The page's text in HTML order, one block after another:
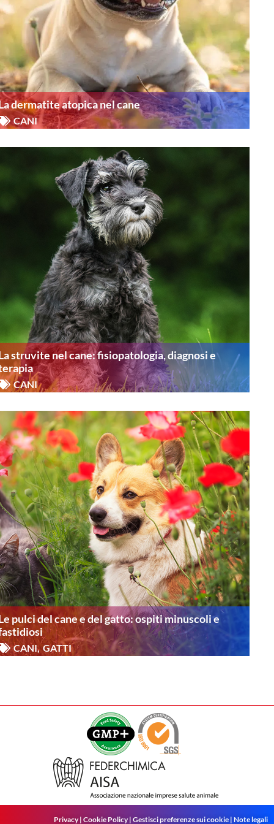
dermatite atopica nel cane
CANI
struvite nel cane: fisiopatologia, diagnosi e
CANI
pulci del cane e del gatto: ospiti minuscoli e
CANI, GATTI
Privacy| Cookie Policy| Gestisci preferenze sui cookie | Note legali